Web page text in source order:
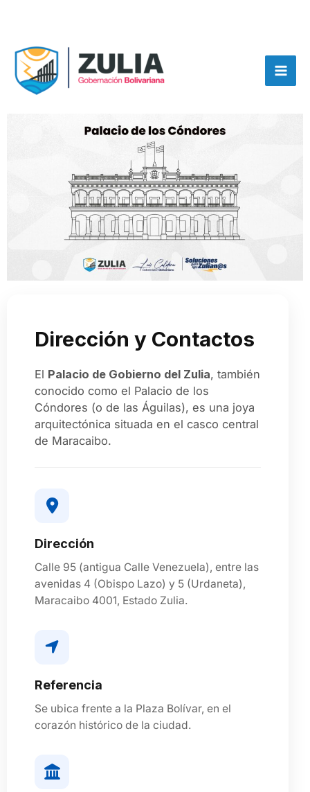
contenido
Dirección y Contactos
El Palacio de Gobierno del Zulia, también
conocido como el Palacio de los
Cóndores (o de las Águilas), es una joya
arquitectónica situada en el casco central
de Maracaibo.
Dirección
Calle 95 (antigua Calle Venezuela), entre las
avenidas 4 (Obispo Lazo) y 5 (Urdaneta),
Maracaibo 4001, Estado Zulia.
Referencia
Se ubica frente a la Plaza Bolívar, en el
corazón histórico de la ciudad.